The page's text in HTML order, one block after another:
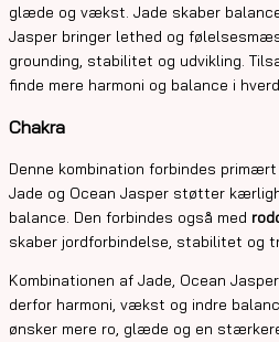
glæde og vækst. Jade skaber
Jasper bringer lethed og
grounding, stabilitet og udvikling.
finde mere harmoni og balance i
Chakra
Denne kombination forbindes primært
Jade og Ocean Jasper støtter
balance. Den forbindes også med
skaber jordforbindelse, stabilitet og
Kombinationen af Jade, Ocean
derfor harmoni, vækst og indre
ønsker mere ro, glæde og en